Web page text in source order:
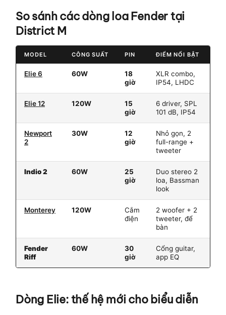
So sánh các dòng loa Fender tại
District M
MODEL CÔNG SUẤT PIN ĐIỂM NỔI BẬT
Elie 6 60W
18
giờ
XLR combo,
IP54, LHDC
Elie 12 120W
15
giờ
6 driver, SPL
101 dB, IP54
Newport
2
30W
12
giờ
Nhỏ gọn, 2
full-range +
tweeter
Indio 2 60W
25
giờ
Duo stereo 2
loa, Bassman
look
Monterey 120W
Cắm
điện
2 woofer + 2
tweeter, để
bàn
Fender
Riff
60W
30
giờ
Cổng guitar,
app EQ
Dòng Elie: thế hệ mới cho biểu diễn